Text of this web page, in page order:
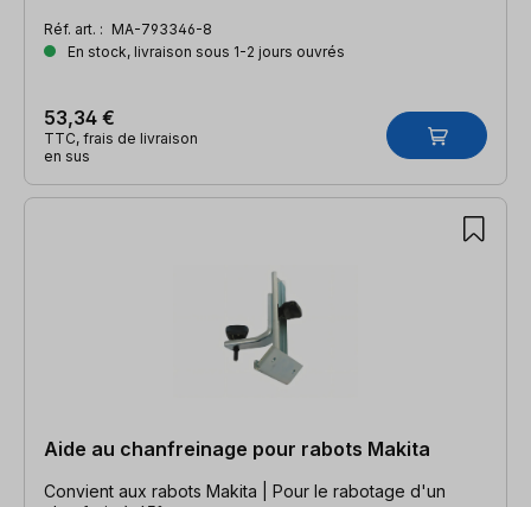
Réf. art. : MA-793346-8
En stock, livraison sous 1-2 jours ouvrés
53,34 €
TTC, frais de livraison
en sus
Aide au chanfreinage pour rabots Makita
Convient aux rabots Makita | Pour le rabotage d'un